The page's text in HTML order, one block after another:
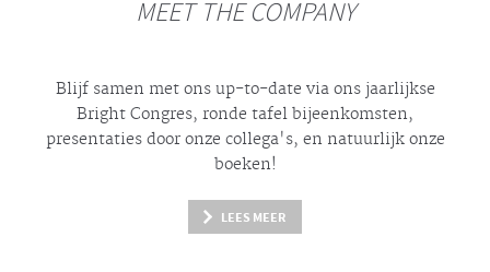
MEET THE COMPANY
Blijf samen met ons up-to-date via ons jaarlijkse
Bright Congres, ronde tafel bijeenkomsten,
presentaties door onze collega's, en natuurlijk onze
boeken!
LEES MEER